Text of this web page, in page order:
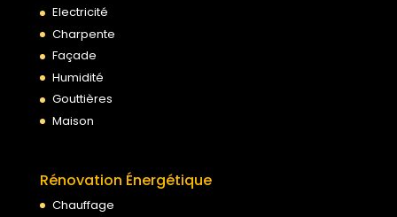
Electricité
Charpente
Façade
Humidité
Gouttières
Maison
Rénovation Énergétique
Chauffage